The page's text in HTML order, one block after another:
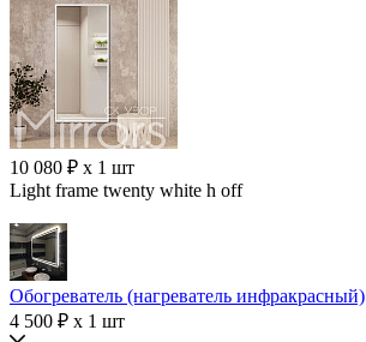
10 080 ₽ x 1 шт
Light frame twenty white h off
Обогреватель (нагреватель инфракрасный)
4 500 ₽ x 1 шт